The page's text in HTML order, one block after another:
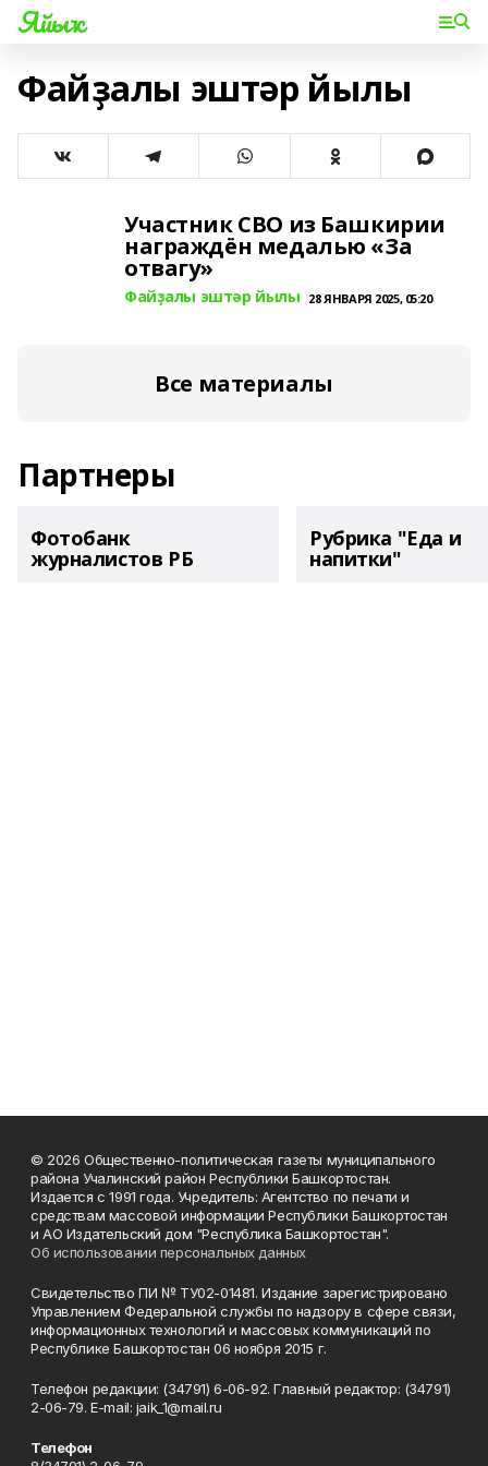
Яйыҡ
Файҙалы эштәр йылы
Участник СВО из Башкирии
награждён медалью «За
отвагу»
Файҙалы эштәр йылы 28 ЯНВАРЯ 2025, 05:20
Все материалы
Партнеры
Фотобанк
журналистов РБ
Рубрика "Еда и
напитки"
© 2026 Общественно-политическая газеты муниципального
района Учалинский район Республики Башкортостан.
Издается с 1991 года. Учредитель: Агентство по печати и
средствам массовой информации Республики Башкортостан
и АО Издательский дом "Республика Башкортостан".
Об использовании персональных данных
Свидетельство ПИ № ТУ02-01481. Издание зарегистрировано
Управлением Федеральной службы по надзору в сфере связи,
информационных технологий и массовых коммуникаций по
Республике Башкортостан 06 ноября 2015 г.
Телефон редакции: (34791) 6-06-92. Главный редактор: (34791)
2-06-79. Е-mаil: jaik_1@mail.ru
Телефон